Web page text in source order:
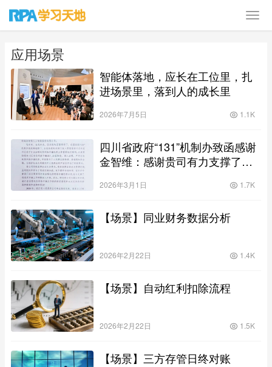
应用场景
智能体落地，应长在工位里，扎
进场景里，落到人的成长里
2026年7月5日 1.1K
四川省政府“131”机制办致函感谢
金智维：感谢贵司有力支撑了我
2026年3月1日 1.7K
【场景】同业财务数据分析
2026年2月22日 1.4K
【场景】自动红利扣除流程
2026年2月22日 1.5K
【场景】三方存管日终对账